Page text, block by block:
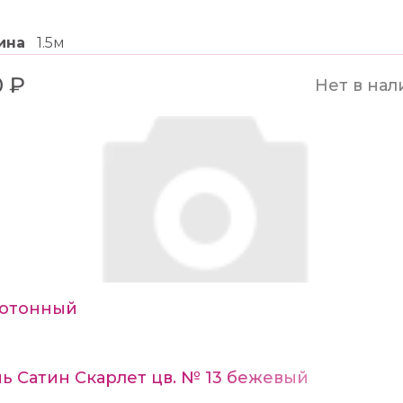
1.5м
₽ Нет в
Сатин Скарлет цв. № 13 бежевый